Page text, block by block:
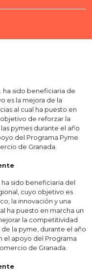
ha sido beneficiaria de
es la mejora de la
al cual ha puesto en
de reforzar la
pymes durante el año
del Programa Pyme
de Granada.
ha sido beneficiaria del
cuyo objetivo es
la innovación y una
ha puesto en marcha un
la competitividad
la pyme, durante el año
el apoyo del Programa
de Granada.